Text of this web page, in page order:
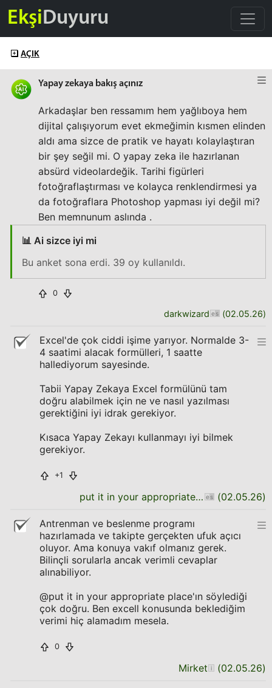
EkşiDuyuru
AÇIK
Yapay zekaya bakış açınız
Arkadaşlar ben ressamım hem yağlıboya hem
dijital çalışıyorum evet ekmeğimin kısmen elinden
aldı ama sizce de pratik ve hayatı kolaylaştıran
bir şey seğil mi. O yapay zeka ile hazırlanan
absürd videolardeğik. Tarihi figürleri
fotoğraflaştırması ve kolayca renklendirmesi ya
da fotoğraflara Photoshop yapması iyi değil mi?
Ben memnunum aslında .
📊 Ai sizce iyi mi
Bu anket sona erdi. 39 oy kullanıldı.
0
darkwizard (02.05.26)
Excel'de çok ciddi işime yarıyor. Normalde 3-
4 saatimi alacak formülleri, 1 saatte
hallediyorum sayesinde.
Tabii Yapay Zekaya Excel formülünü tam
doğru alabilmek için ne ve nasıl yazılması
gerektiğini iyi idrak gerekiyor.
Kısaca Yapay Zekayı kullanmayı iyi bilmek
gerekiyor.
+1
put it in your appropriate place (02.05.26)
Antrenman ve beslenme programı
hazırlamada ve takipte gerçekten ufuk açıcı
oluyor. Ama konuya vakıf olmanız gerek.
Bilinçli sorularla ancak verimli cevaplar
alınabiliyor.
@put it in your appropriate place'ın söylediği
çok doğru. Ben excell konusunda beklediğim
verimi hiç alamadım mesela.
0
Mirket (02.05.26)